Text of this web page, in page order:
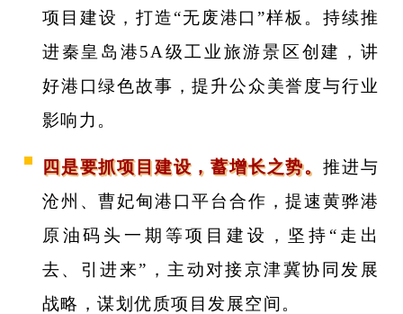
项目建设，打造“无废港口”样板。持续推
进秦皇岛港5A级工业旅游景区创建，讲
好港口绿色故事，提升公众美誉度与行业
影响力。
四是要抓项目建设，蓄增长之势。 推进与
沧州、曹妃甸港口平台合作，提速黄骅港
原油码头一期等项目建设，坚持“走出
去、引进来”，主动对接京津冀协同发展
战略，谋划优质项目发展空间。